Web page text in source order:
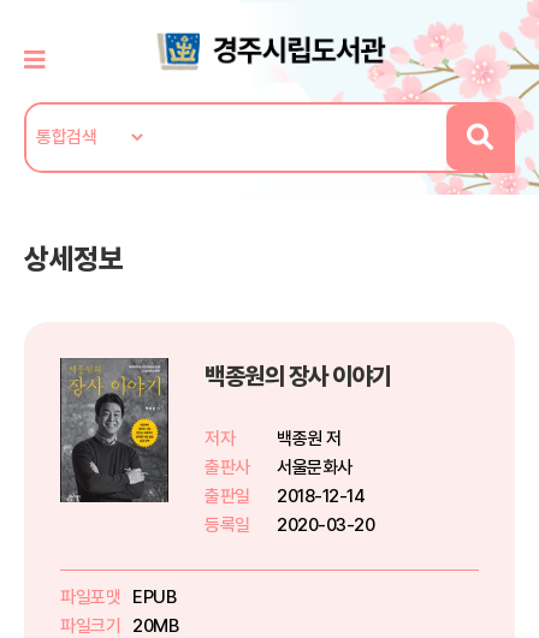
상세정보
백종원의 장사 이야기
저자
백종원 저
출판사
서울문화사
출판일
2018-12-14
등록일
2020-03-20
파일포맷
EPUB
파일크기
20MB